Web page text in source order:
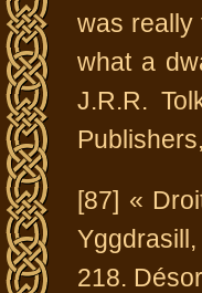
was really
what a
J.R.R.
[87] «
218.